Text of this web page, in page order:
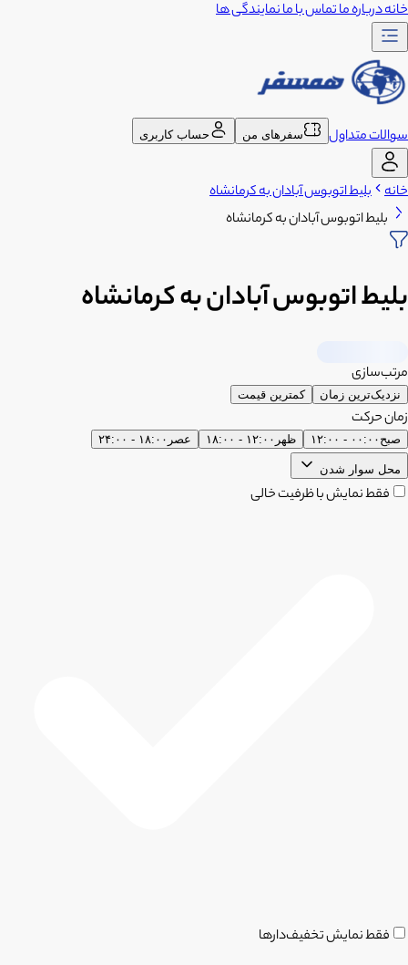
خانهدرباره ماتماس با مانمایندگی ها
سوالات متداول سفرهای من حساب کاربری
خانه بلیط اتوبوس آبادان به کرمانشاه
بلیط اتوبوس آبادان به کرمانشاه
بلیط اتوبوس آبادان به کرمانشاه
مرتب‌سازی
نزدیک‌ترین زمان کمترین قیمت
زمان حرکت
صبح ۰۰:۰۰ - ۱۲:۰۰ ظهر ۱۲:۰۰ - ۱۸:۰۰ عصر ۱۸:۰۰ - ۲۴:۰۰
محل سوار شدن
فقط نمایش با ظرفیت خالی
فقط نمایش تخفیف‌دارها